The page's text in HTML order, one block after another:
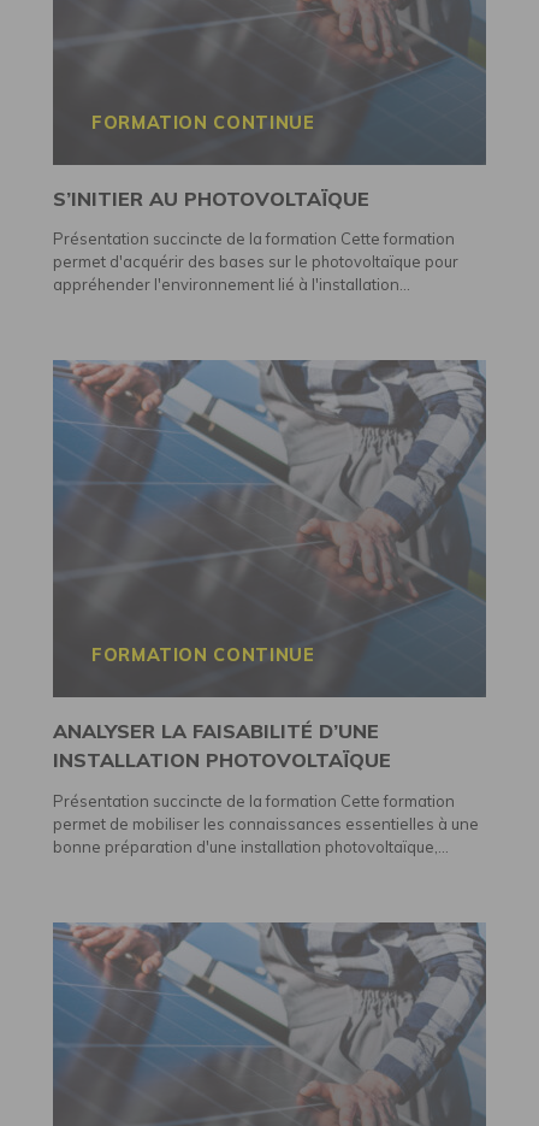
FORMATION CONTINUE
S’INITIER AU PHOTOVOLTAÏQUE
Présentation succincte de la formation Cette formation
permet d'acquérir des bases sur le photovoltaïque pour
appréhender l'environnement lié à l'installation...
FORMATION CONTINUE
ANALYSER LA FAISABILITÉ D’UNE
INSTALLATION PHOTOVOLTAÏQUE
Présentation succincte de la formation Cette formation
permet de mobiliser les connaissances essentielles à une
bonne préparation d'une installation photovoltaïque,...